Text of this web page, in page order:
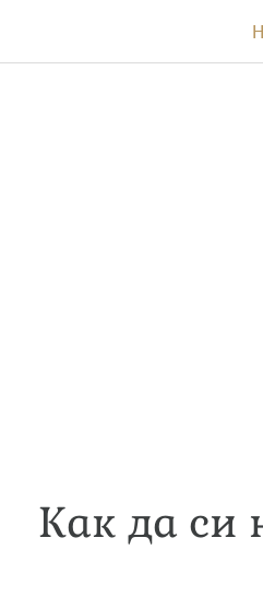
Как да си